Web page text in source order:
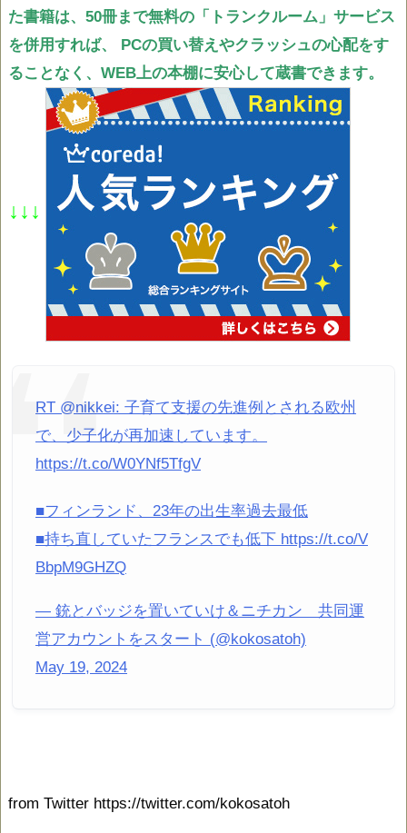
た書籍は、50冊まで無料の「トランクルーム」サービス
を併用すれば、
PCの買い替えやクラッシュの心配をす
ることなく、WEB上の本棚に安心して蔵書できます。
↓↓↓
RT @nikkei: 子育て支援の先進例とされる欧州
で、少子化が再加速しています。
https://t.co/W0YNf5TfgV
■フィンランド、23年の出生率過去最低
■持ち直していたフランスでも低下 https://t.co/V
BbpM9GHZQ
— 銃とバッジを置いていけ＆ニチカン 共同運
営アカウントをスタート (@kokosatoh)
May 19, 2024
from Twitter https://twitter.com/kokosatoh